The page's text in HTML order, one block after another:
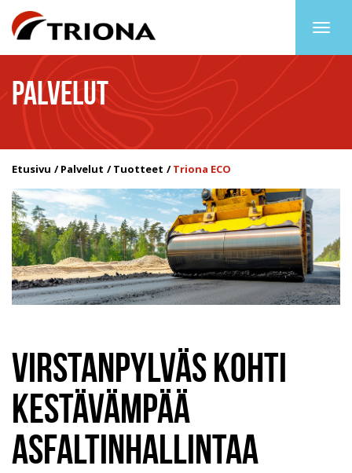
PALVELUT
Etusivu Palvelut Tuotteet Triona ECO
VIRSTANPYLVÄS KOHTI
KESTÄVÄMPÄÄ
ASFALTINHALLINTAA